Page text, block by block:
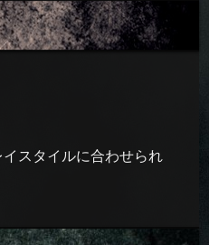
スタイルに合わせられ